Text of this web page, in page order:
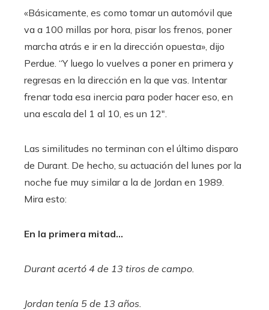
«Básicamente, es como tomar un automóvil que
va a 100 millas por hora, pisar los frenos, poner
marcha atrás e ir en la dirección opuesta», dijo
Perdue. “Y luego lo vuelves a poner en primera y
regresas en la dirección en la que vas. Intentar
frenar toda esa inercia para poder hacer eso, en
una escala del 1 al 10, es un 12″.
Las similitudes no terminan con el último disparo
de Durant. De hecho, su actuación del lunes por la
noche fue muy similar a la de Jordan en 1989.
Mira esto:
En la primera mitad…
Durant acertó 4 de 13 tiros de campo.
Jordan tenía 5 de 13 años.